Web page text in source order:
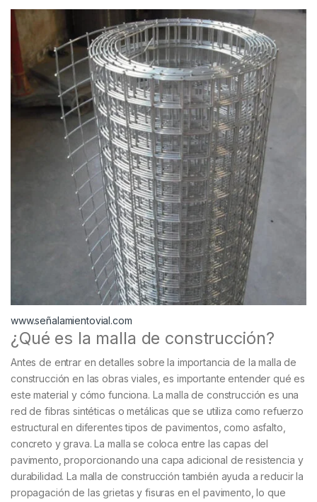
www.señalamientovial.com
¿Qué es la malla de construcción?
Antes de entrar en detalles sobre la importancia de la malla de
construcción en las obras viales, es importante entender qué es
este material y cómo funciona. La malla de construcción es una
red de fibras sintéticas o metálicas que se utiliza como refuerzo
estructural en diferentes tipos de pavimentos, como asfalto,
concreto y grava. La malla se coloca entre las capas del
pavimento, proporcionando una capa adicional de resistencia y
durabilidad. La malla de construcción también ayuda a reducir la
propagación de las grietas y fisuras en el pavimento, lo que